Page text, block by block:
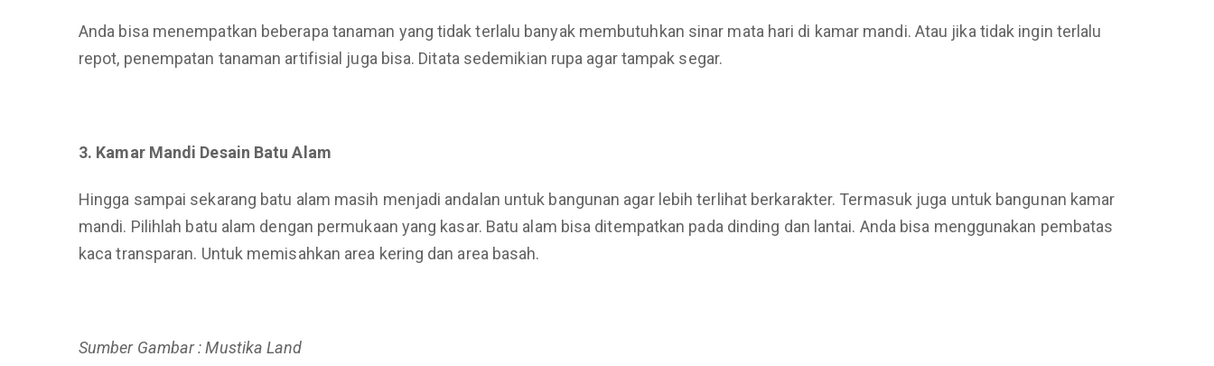
Anda bisa menempatkan beberapa tanaman yang tidak terlalu banyak membutuhkan sinar mata hari di kamar mandi. Atau jika tidak ingin terlalu
repot, penempatan tanaman artifisial juga bisa. Ditata sedemikian rupa agar tampak segar.
3. Kamar Mandi Desain Batu Alam
Hingga sampai sekarang batu alam masih menjadi andalan untuk bangunan agar lebih terlihat berkarakter. Termasuk juga untuk bangunan kamar
mandi. Pilihlah batu alam dengan permukaan yang kasar. Batu alam bisa ditempatkan pada dinding dan lantai. Anda bisa menggunakan pembatas
kaca transparan. Untuk memisahkan area kering dan area basah.
Sumber Gambar : Mustika Land